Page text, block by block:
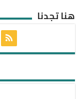
هنا تجدنا